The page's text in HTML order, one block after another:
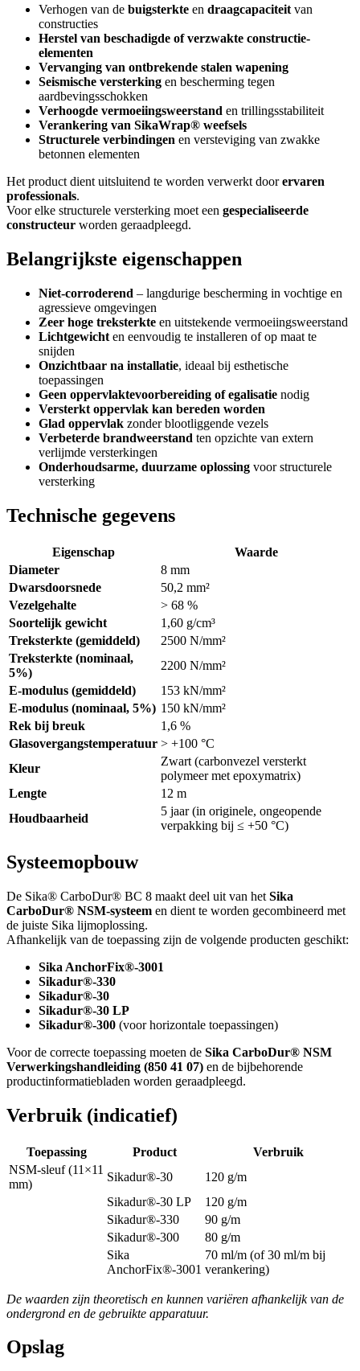
Verhogen van de buigsterkte en draagcapaciteit van
constructies
Herstel van beschadigde of verzwakte constructie-
elementen
Vervanging van ontbrekende stalen wapening
Seismische versterking en bescherming tegen
aardbevingsschokken
Verhoogde vermoeiingsweerstand en trillingsstabiliteit
Verankering van SikaWrap® weefsels
Structurele verbindingen en versteviging van zwakke
betonnen elementen
Het product dient uitsluitend te worden verwerkt doorervaren
professionals.
Voor elke structurele versterking moet een gespecialiseerde
constructeur worden geraadpleegd.
Belangrijkste eigenschappen
Niet-corroderend – langdurige bescherming in vochtige en
agressieve omgevingen
Zeer hoge treksterkte en uitstekende vermoeiingsweerstand
Lichtgewicht en eenvoudig te installeren of op maat te
snijden
Onzichtbaar na installatie, ideaal bij esthetische
toepassingen
Geen oppervlaktevoorbereiding of egalisatie nodig
Versterkt oppervlak kan bereden worden
Glad oppervlak zonder blootliggende vezels
Verbeterde brandweerstand ten opzichte van extern
verlijmde versterkingen
Onderhoudsarme, duurzame oplossing voor structurele
versterking
Technische gegevens
Eigenschap
Waarde
Diameter
8 mm
Dwarsdoorsnede
50,2 mm²
Vezelgehalte
> 68 %
Soortelijk gewicht
1,60 g/cm³
Treksterkte (gemiddeld)
2500 N/mm²
Treksterkte (nominaal,
5%)
2200 N/mm²
E-modulus (gemiddeld)
153 kN/mm²
E-modulus (nominaal, 5%) 150 kN/mm²
Rek bij breuk
1,6 %
Glasovergangstemperatuur > +100 °C
Kleur
Zwart (carbonvezel versterkt
polymeer met epoxymatrix)
Lengte
12 m
Houdbaarheid
5 jaar (in originele, ongeopende
verpakking bij ≤ +50 °C)
Systeemopbouw
De Sika® CarboDur® BC 8 maakt deel uit van het Sika
CarboDur® NSM-systeem en dient te worden gecombineerd met
de juiste Sika lijmoplossing.
Afhankelijk van de toepassing zijn de volgende producten geschikt:
Sika AnchorFix®-3001
Sikadur®-330
Sikadur®-30
Sikadur®-30 LP
Sikadur®-300 (voor horizontale toepassingen)
Voor de correcte toepassing moeten de Sika CarboDur® NSM
Verwerkingshandleiding (850 41 07) en de bijbehorende
productinformatiebladen worden geraadpleegd.
Verbruik (indicatief)
Toepassing Product
Verbruik
NSM-sleuf (11×11
mm)
Sikadur®-30
120 g/m
Sikadur®-30 LP
120 g/m
Sikadur®-330
90 g/m
Sikadur®-300
80 g/m
Sika
AnchorFix®-3001
70 ml/m (of 30 ml/m bij
verankering)
De waarden zijn theoretisch en kunnen variëren afhankelijk van de
ondergrond en de gebruikte apparatuur.
Opslag